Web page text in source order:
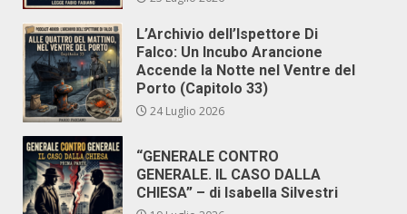
L’Archivio dell’Ispettore Di
Falco: Un Incubo Arancione
Accende la Notte nel Ventre del
Porto (Capitolo 33)
24 Luglio 2026
“GENERALE CONTRO
GENERALE. IL CASO DALLA
CHIESA” – di Isabella Silvestri